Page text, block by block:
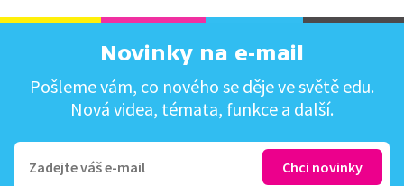
Novinky na e-mail
Pošleme vám, co nového se děje ve světě edu.
Nová videa, témata, funkce a další.